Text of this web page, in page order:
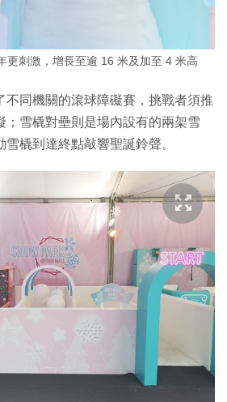
更刺激，增長至逾 16 米及加至 4 米高
不同機關的滾球障礙賽，挑戰者須推
；雪橇對壘則是場內設有的兩架雪
橇到達終點敲響聖誕鈴聲。